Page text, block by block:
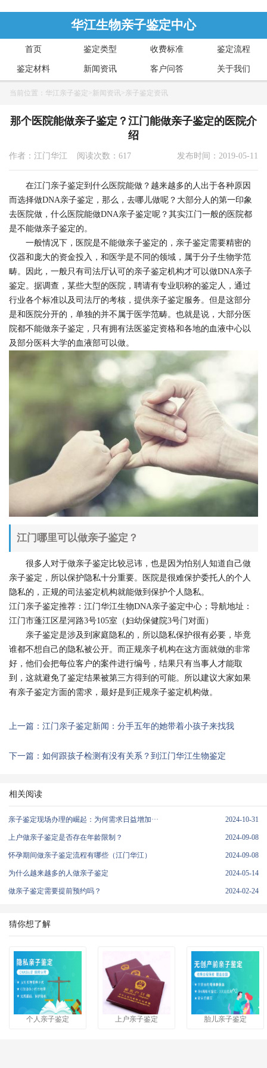
华江生物亲子鉴定中心
首页 鉴定类型 收费标准 鉴定流程
鉴定材料 新闻资讯 客户问答 关于我们
当前位置： 华江亲子鉴定 >新闻资讯 >亲子鉴定资讯
那个医院能做亲子鉴定？江门能做亲子鉴定的医院介
绍
作者：江门华江 阅读次数：617 发布时间：2019-05-11
在江门亲子鉴定到什么医院能做？越来越多的人出于各种原因
而选择做DNA亲子鉴定，那么，去哪儿做呢？大部分人的第一印象
去医院做，什么医院能做DNA亲子鉴定呢？其实江门一般的医院都
是不能做亲子鉴定的。
一般情况下，医院是不能做亲子鉴定的，亲子鉴定需要精密的
仪器和庞大的资金投入，和医学是不同的领域，属于分子生物学范
畴。因此，一般只有司法厅认可的亲子鉴定机构才可以做DNA亲子
鉴定。据调查，某些大型的医院，聘请有专业职称的鉴定人，通过
行业各个标准以及司法厅的考核，提供亲子鉴定服务。但是这部分
是和医院分开的，单独的并不属于医学范畴。也就是说，大部分医
院都不能做亲子鉴定，只有拥有法医鉴定资格和各地的血液中心以
及部分医科大学的血液部可以做。
江门哪里可以做亲子鉴定？
很多人对于做亲子鉴定比较忌讳，也是因为怕别人知道自己做
亲子鉴定，所以保护隐私十分重要。医院是很难保护委托人的个人
隐私的，正规的司法鉴定机构就能做到保护个人隐私。
江门亲子鉴定推荐：江门华江生物DNA亲子鉴定中心；导航地址：
江门市蓬江区星河路3号105室（妇幼保健院3号门对面）
亲子鉴定是涉及到家庭隐私的，所以隐私保护很有必要，毕竟
谁都不想自己的隐私被公开。而正规亲子机构在这方面就做的非常
好，他们会把每位客户的案件进行编号，结果只有当事人才能取
到，这就避免了鉴定结果被第三方得到的可能。所以建议大家如果
有亲子鉴定方面的需求，最好是到正规亲子鉴定机构做。
上一篇：江门亲子鉴定新闻：分手五年的她带着小孩子来找我
下一篇：如何跟孩子检测有没有关系？到江门华江生物鉴定
相关阅读
亲子鉴定现场办理的崛起：为何需求日益增加··· 2024-10-31
上户做亲子鉴定是否存在年龄限制？ 2024-09-08
怀孕期间做亲子鉴定流程有哪些（江门华江） 2024-09-08
为什么越来越多的人做亲子鉴定 2024-05-14
做亲子鉴定需要提前预约吗？ 2024-02-24
猜你想了解
个人亲子鉴定 上户亲子鉴定 胎儿亲子鉴定